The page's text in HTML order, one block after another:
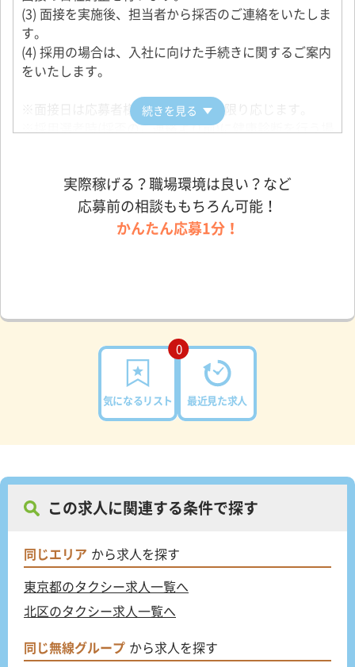
(3) 面接を実施後、担当者から採否のご連絡をいたしま
す。
(4) 採用の場合は、入社に向けた手続きに関するご案内
をいたします。
※面接日は応募者様の希望にできる限り応じます。
※採用選考時(採否のご連絡より前)に健康診断を行う場
続きを見る
実際稼げる？職場環境は良い？など
応募前の相談ももちろん可能！
かんたん応募1分！
0
気になるリスト 最近見た求人
この求人に関連する条件で探す
同じエリア から求人を探す
東京都のタクシー求人一覧へ
北区のタクシー求人一覧へ
同じ無線グループ から求人を探す